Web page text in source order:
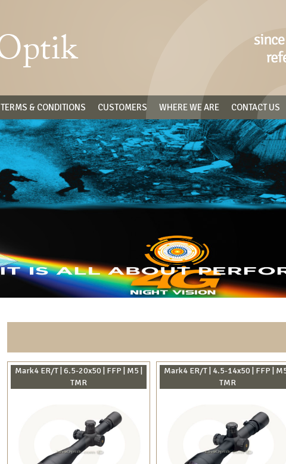
TERMS & CONDITIONS CUSTOMERS WHERE WE ARE CONTACT US
Mark4 ER/T | 6.5-20x50 | FFP | M5 |
TMR
Mark4 ER/T | 4.5-14x50 | FFP | M5
TMR